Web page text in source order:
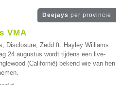
Deejays per provincie
VMA
Disclosure, Zedd ft. Hayley Williams
24 augustus wordt tijdens een live-
(Californië) bekend wie van hen